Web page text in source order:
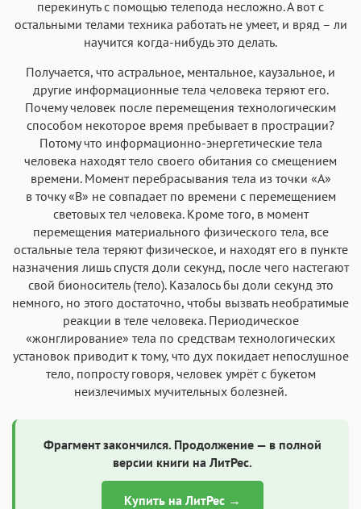
перекинуть с помощью телепода несложно. А вот с
остальными телами техника работать не умеет, и вряд – ли
научится когда-нибудь это делать.
Получается, что астральное, ментальное, каузальное, и
другие информационные тела человека теряют его.
Почему человек после перемещения технологическим
способом некоторое время пребывает в прострации?
Потому что информационно-энергетические тела
человека находят тело своего обитания со смещением
времени. Момент перебрасывания тела из точки «А»
в точку «В» не совпадает по времени с перемещением
световых тел человека. Кроме того, в момент
перемещения материального физического тела, все
остальные тела теряют физическое, и находят его в пункте
назначения лишь спустя доли секунд, после чего настегают
свой бионоситель (тело). Казалось бы доли секунд это
немного, но этого достаточно, чтобы вызвать необратимые
реакции в теле человека. Периодическое
«жонглирование» тела по средствам технологических
установок приводит к тому, что дух покидает непослушное
тело, попросту говоря, человек умрёт с букетом
неизлечимых мучительных болезней.
Фрагмент закончился. Продолжение — в полной
версии книги на ЛитРес.
Купить на ЛитРес →